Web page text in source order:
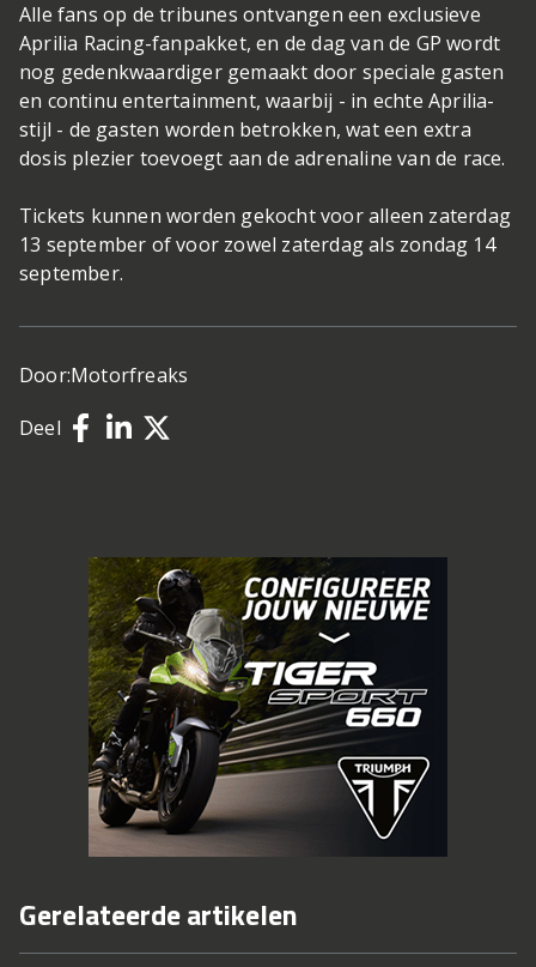
Alle fans op de tribunes ontvangen een exclusieve
Aprilia Racing-fanpakket, en de dag van de GP wordt
nog gedenkwaardiger gemaakt door speciale gasten
en continu entertainment, waarbij - in echte Aprilia-
stijl - de gasten worden betrokken, wat een extra
dosis plezier toevoegt aan de adrenaline van de race.
Tickets kunnen worden gekocht voor alleen zaterdag
13 september of voor zowel zaterdag als zondag 14
september.
Door:Motorfreaks
Deel
Gerelateerde artikelen